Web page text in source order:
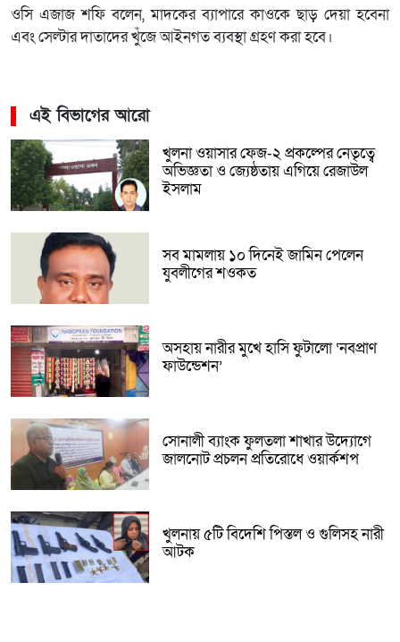
ওসি এজাজ শফি বলেন, মাদকের ব্যাপারে কাওকে ছাড় দেয়া হবেনা
এবং সেল্টার দাতাদের খুঁজে আইনগত ব্যবস্থা গ্রহণ করা হবে।
এই বিভাগের আরো
খুলনা ওয়াসার ফেজ-২ প্রকল্পের নেতৃত্বে
অভিজ্ঞতা ও জ্যেষ্ঠতায় এগিয়ে রেজাউল
ইসলাম
সব মামলায় ১০ দিনেই জামিন পেলেন
যুবলীগের শওকত
অসহায় নারীর মুখে হাসি ফুটালো ‘নবপ্রাণ
ফাউন্ডেশন’
সোনালী ব্যাংক ফুলতলা শাখার উদ্যোগে
জালনোট প্রচলন প্রতিরোধে ওয়ার্কশপ
খুলনায় ৫টি বিদেশি পিস্তল ও গুলিসহ নারী
আটক